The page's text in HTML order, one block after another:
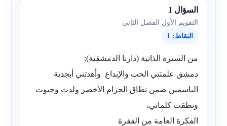
السؤال 1
التقويم الأول الفصل الثاني
النقاط: 1
من السيرة الذاتية (دارنا الدمشقية):
دمشق علمتني الحب والإبداع وأهدتني أبجدية
الياسمين ضمن نطاق الحزام الأخضر ولدت وحبوت
ونطقت كلماتي،
الفكرة العامة من الفقرة